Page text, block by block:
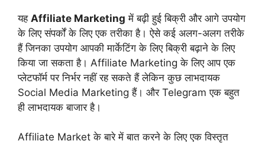
यह Affiliate Marketing में बढ़ी हुई बिक्री और आगे उपयोग
के लिए संपर्कों के लिए एक तरीका है। ऐसे कई अलग-अलग तरीके
हैं जिनका उपयोग आपकी मार्केटिंग के लिए बिक्री बढ़ाने के लिए
किया जा सकता है। Affiliate Marketing के लिए आप एक
प्लेटफॉर्म पर निर्भर नहीं रह सकते हैं लेकिन कुछ लाभदायक
Social Media Marketing हैं। और Telegram एक बहुत
ही लाभदायक बाजार है।
Affiliate Market के बारे में बात करने के लिए एक विस्तृत